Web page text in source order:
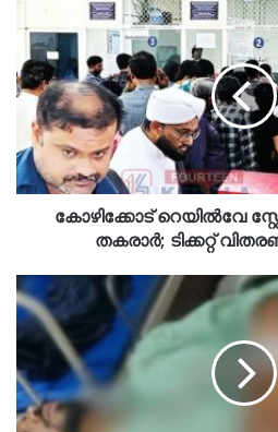
കോഴിക്കോട് റെയിൽവേ
തകരാർ; ടിക്കറ്റ്